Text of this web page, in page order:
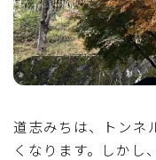
道志みちは、トンネ
くなります。しかし